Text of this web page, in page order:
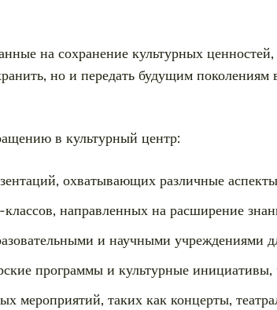
на сохранение культурных
но и передать будущим
в культурный центр:
охватывающих различные
направленных на расширение
и научными учреждениями
программы и культурные инициативы,
мероприятий, таких как концерты,